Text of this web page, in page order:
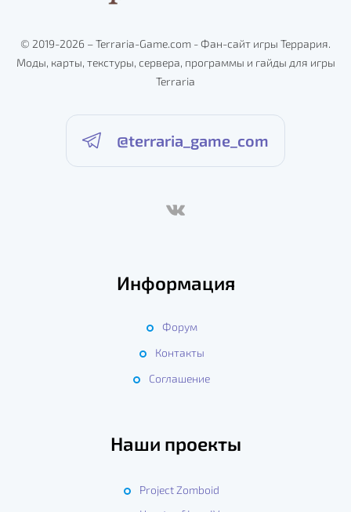
© 2019-2026 – Terraria-Game.com - Фан-сайт игры Террария.
Моды, карты, текстуры, сервера, программы и гайды для игры
Terraria
@terraria_game_com
Информация
Форум
Контакты
Соглашение
Наши проекты
Project Zomboid